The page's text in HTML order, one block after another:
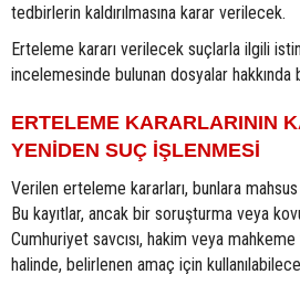
tedbirlerin kaldırılmasına karar verilecek.
Erteleme kararı verilecek suçlarla ilgili
incelemesinde bulunan dosyalar hakkında
ERTELEME KARARLARININ
YENİDEN SUÇ İŞLENMESİ
Verilen erteleme kararları, bunlara
Bu kayıtlar, ancak bir soruşturma veya
Cumhuriyet savcısı, hakim veya
halinde, belirlenen amaç için